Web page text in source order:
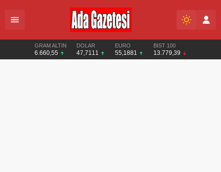
GRAM ALTIN
6.660,55
DOLAR
47,7111
EURO
55,1881
BIST 100
13.779,39